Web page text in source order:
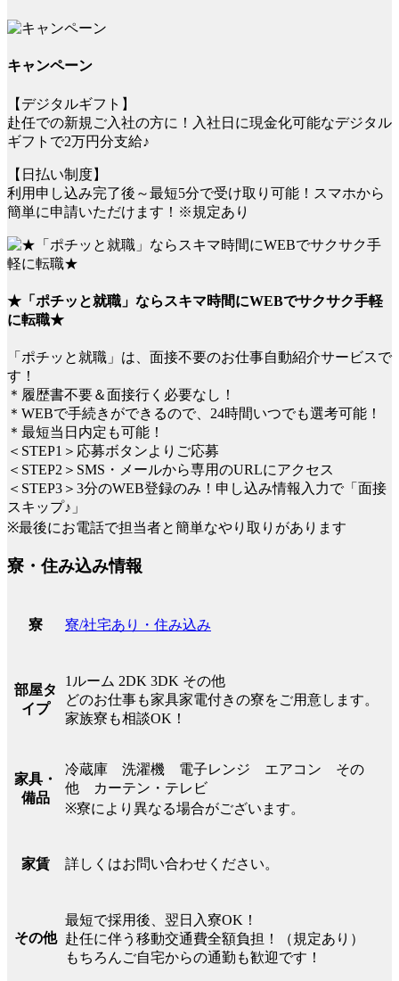
キャンペーン
【デジタルギフト】
赴任での新規ご入社の方に！入社日に現金化可能なデジタル
ギフトで2万円分支給♪
【日払い制度】
利用申し込み完了後～最短5分で受け取り可能！スマホから
簡単に申請いただけます！※規定あり
★「ポチッと就職」ならスキマ時間にWEBでサクサク手軽
に転職★
「ポチッと就職」は、面接不要のお仕事自動紹介サービスで
す！
＊履歴書不要＆面接行く必要なし！
＊WEBで手続きができるので、24時間いつでも選考可能！
＊最短当日内定も可能！
＜STEP1＞応募ボタンよりご応募
＜STEP2＞SMS・メールから専用のURLにアクセス
＜STEP3＞3分のWEB登録のみ！申し込み情報入力で「面接
スキップ♪」
※最後にお電話で担当者と簡単なやり取りがあります
寮・住み込み情報
寮 寮/社宅あり・住み込み
部屋タ
イプ
1ルーム 2DK 3DK その他
どのお仕事も家具家電付きの寮をご用意します。
家族寮も相談OK！
家具・
備品
冷蔵庫 洗濯機 電子レンジ エアコン その
他 カーテン・テレビ
※寮により異なる場合がございます。
家賃 詳しくはお問い合わせください。
その他
最短で採用後、翌日入寮OK！
赴任に伴う移動交通費全額負担！（規定あり）
もちろんご自宅からの通勤も歓迎です！